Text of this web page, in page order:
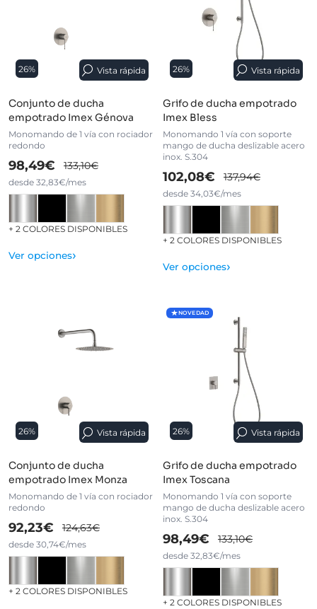
26% Vista rápida
Conjunto de ducha
empotrado Imex Génova
Monomando de 1 vía con rociador
redondo
98,49€ 133,10€
desde 32,83€/mes
+ 2 COLORES DISPONIBLES
Ver opciones›
26% Vista rápida
Grifo de ducha empotrado
Imex Bless
Monomando 1 vía con soporte
mango de ducha deslizable acero
inox. S.304
102,08€ 137,94€
desde 34,03€/mes
+ 2 COLORES DISPONIBLES
Ver opciones›
26% Vista rápida
Conjunto de ducha
empotrado Imex Monza
Monomando de 1 vía con rociador
redondo
92,23€ 124,63€
desde 30,74€/mes
+ 2 COLORES DISPONIBLES
NOVEDAD
26% Vista rápida
Grifo de ducha empotrado
Imex Toscana
Monomando 1 vía con soporte
mango de ducha deslizable acero
inox. S.304
98,49€ 133,10€
desde 32,83€/mes
+ 2 COLORES DISPONIBLES